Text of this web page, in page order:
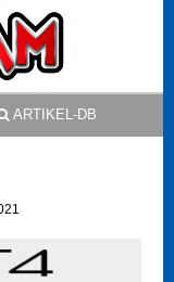
ARTIKEL-DB